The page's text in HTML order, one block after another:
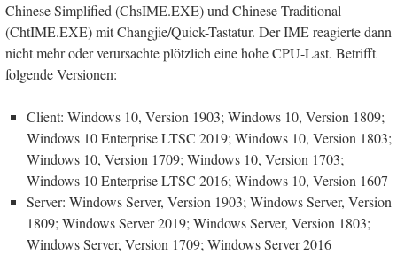
Chinese Simplified (ChsIME.EXE) und Chinese Traditional
(ChtIME.EXE) mit Changjie/Quick-Tastatur. Der IME reagierte dann
nicht mehr oder verursachte plötzlich eine hohe CPU-Last. Betrifft
folgende Versionen:
Client: Windows 10, Version 1903; Windows 10, Version 1809;
Windows 10 Enterprise LTSC 2019; Windows 10, Version 1803;
Windows 10, Version 1709; Windows 10, Version 1703;
Windows 10 Enterprise LTSC 2016; Windows 10, Version 1607
Server: Windows Server, Version 1903; Windows Server, Version
1809; Windows Server 2019; Windows Server, Version 1803;
Windows Server, Version 1709; Windows Server 2016